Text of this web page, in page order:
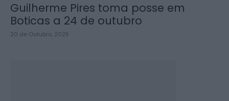
Guilherme Pires toma posse em
Boticas a 24 de outubro
20 de Outubro, 2025